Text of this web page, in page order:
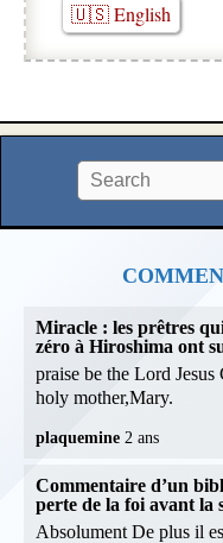
🇺🇸 English
Miracle : les prêtres
zéro à Hiroshima ont
praise be the Lord
holy mother,Mary.
plaquemine 2 ans
Commentaire d’un
perte de la foi avant la
Absolument De plus il